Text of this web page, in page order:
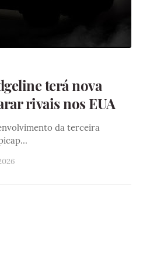
terá nova
rivais nos EUA
da terceira